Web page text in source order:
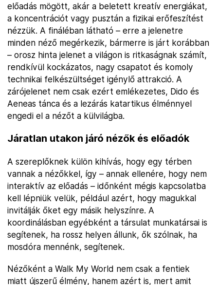
előadás mögött, akár a beletett kreatív energiákat,
a koncentrációt vagy pusztán a fizikai erőfeszítést
nézzük. A fináléban látható – erre a jelenetre
minden néző megérkezik, bármerre is járt korábban
– orosz hinta jelenet a világon is ritkaságnak számít,
rendkívül kockázatos, nagy csapatot és komoly
technikai felkészültséget igénylő attrakció. A
zárójelenet nem csak ezért emlékezetes, Dido és
Aeneas tánca és a lezárás katartikus élménnyel
engedi el a nézőt a külvilágba.
Járatlan utakon járó nézők és előadók
A szereplőknek külön kihívás, hogy egy térben
vannak a nézőkkel, így – annak ellenére, hogy nem
interaktív az előadás – időnként mégis kapcsolatba
kell lépniük velük, például azért, hogy magukkal
invitálják őket egy másik helyszínre. A
koordinálásban egyébként a társulat munkatársai is
segítenek, ha rossz helyen állunk, ők szólnak, ha
mosdóra mennénk, segítenek.
Nézőként a Walk My World nem csak a fentiek
miatt újszerű élmény, hanem azért is, mert amit